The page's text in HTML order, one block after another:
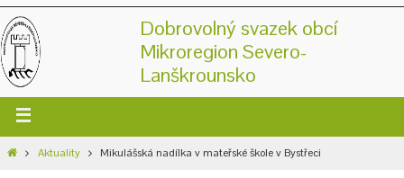
Dobrovolný svazek obcí
Mikroregion Severo-
Lanškrounsko
Aktuality Mikulášská nadílka v mateřské škole v Bystřeci